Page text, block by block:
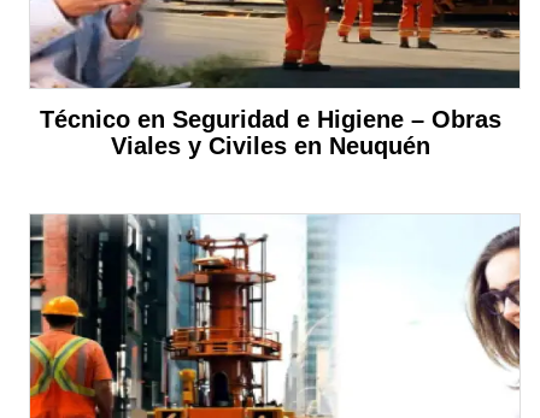
Técnico en Seguridad e Higiene – Obras
Viales y Civiles en Neuquén